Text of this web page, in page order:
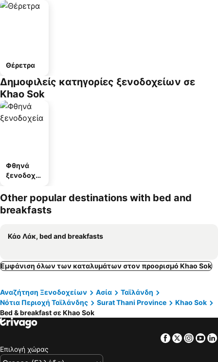
Θέρετρα
Δημοφιλείς κατηγορίες ξενοδοχείων σε
Khao Sok
Φθηνά
ξενοδοχεί
Other popular destinations with bed and
breakfasts
Κάο Λάκ, bed and breakfasts
Εμφάνιση όλων των καταλυμάτων στον προορισμό Khao Sok
Αναζήτηση Ξενοδοχείων Ασία
Ταϊλάνδη
Νότια Περιοχή Ταϊλάνδης
Surat Thani Province
Khao Sok
Bed & breakfast σε Khao Sok
Facebook
Twitter
Επιλογή χώρας